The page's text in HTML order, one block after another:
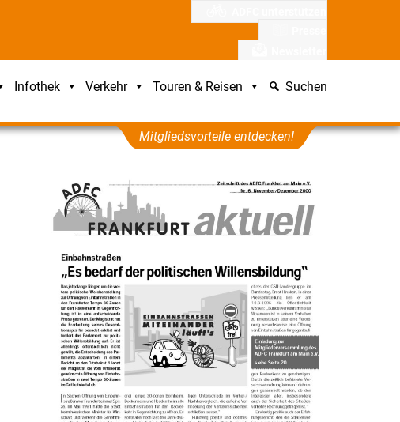
Infothek Verkehr Touren & Reisen Suchen
Mitgliedsvorteile entdecken!